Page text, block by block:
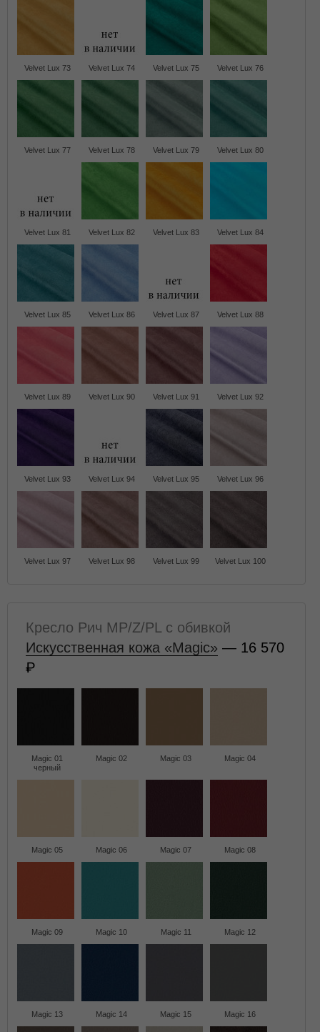
Velvet Lux 73 Velvet Lux 74 Velvet Lux 75 Velvet Lux 76
Velvet Lux 77 Velvet Lux 78 Velvet Lux 79 Velvet Lux 80
Velvet Lux 81 Velvet Lux 82 Velvet Lux 83 Velvet Lux 84
Velvet Lux 85 Velvet Lux 86 Velvet Lux 87 Velvet Lux 88
Velvet Lux 89 Velvet Lux 90 Velvet Lux 91 Velvet Lux 92
Velvet Lux 93 Velvet Lux 94 Velvet Lux 95 Velvet Lux 96
Velvet Lux 97 Velvet Lux 98 Velvet Lux 99 Velvet Lux 100
Кресло Рич MP/Z/PL с обивкой
Искусственная кожа «Magic» — 16 570
Magic 01
черный
Magic 02 Magic 03 Magic 04
Magic 05 Magic 06 Magic 07 Magic 08
Magic 09 Magic 10 Magic 11 Magic 12
Magic 13 Magic 14 Magic 15 Magic 16